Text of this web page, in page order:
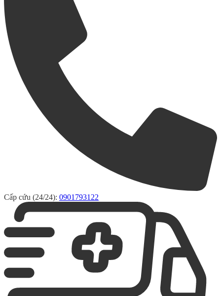
Cấp cứu (24/24): 0901793122